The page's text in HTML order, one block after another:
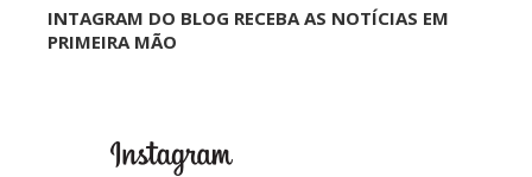
INTAGRAM DO BLOG RECEBA AS NOTÍCIAS EM
PRIMEIRA MÃO